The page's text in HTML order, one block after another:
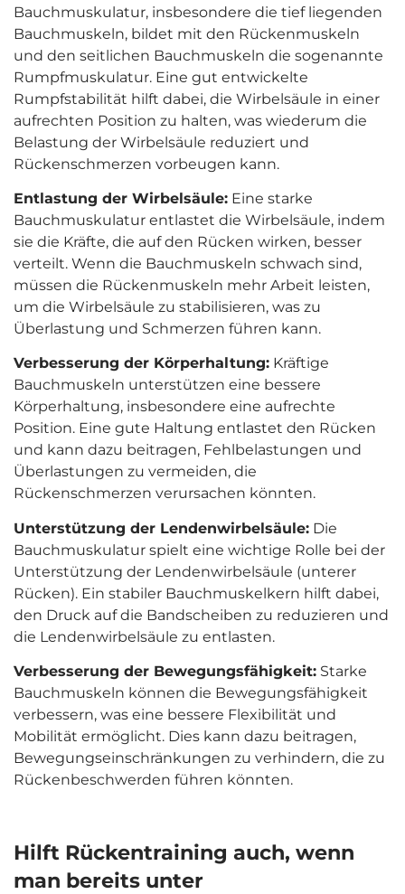
Bauchmuskulatur, insbesondere die tief liegenden
Bauchmuskeln, bildet mit den Rückenmuskeln
und den seitlichen Bauchmuskeln die sogenannte
Rumpfmuskulatur. Eine gut entwickelte
Rumpfstabilität hilft dabei, die Wirbelsäule in einer
aufrechten Position zu halten, was wiederum die
Belastung der Wirbelsäule reduziert und
Rückenschmerzen vorbeugen kann.
Entlastung der Wirbelsäule: Eine starke
Bauchmuskulatur entlastet die Wirbelsäule, indem
sie die Kräfte, die auf den Rücken wirken, besser
verteilt. Wenn die Bauchmuskeln schwach sind,
müssen die Rückenmuskeln mehr Arbeit leisten,
um die Wirbelsäule zu stabilisieren, was zu
Überlastung und Schmerzen führen kann.
Verbesserung der Körperhaltung: Kräftige
Bauchmuskeln unterstützen eine bessere
Körperhaltung, insbesondere eine aufrechte
Position. Eine gute Haltung entlastet den Rücken
und kann dazu beitragen, Fehlbelastungen und
Überlastungen zu vermeiden, die
Rückenschmerzen verursachen könnten.
Unterstützung der Lendenwirbelsäule: Die
Bauchmuskulatur spielt eine wichtige Rolle bei der
Unterstützung der Lendenwirbelsäule (unterer
Rücken). Ein stabiler Bauchmuskelkern hilft dabei,
den Druck auf die Bandscheiben zu reduzieren und
die Lendenwirbelsäule zu entlasten.
Verbesserung der Bewegungsfähigkeit: Starke
Bauchmuskeln können die Bewegungsfähigkeit
verbessern, was eine bessere Flexibilität und
Mobilität ermöglicht. Dies kann dazu beitragen,
Bewegungseinschränkungen zu verhindern, die zu
Rückenbeschwerden führen könnten.
Hilft Rückentraining auch, wenn
man bereits unter